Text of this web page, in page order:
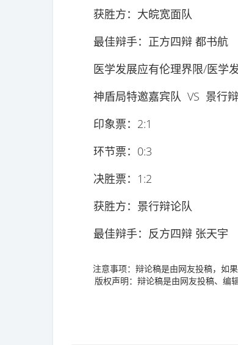
获胜方：大皖宽面队
最佳辩手：正方四辩 都书航
医学发展应有伦理界限/医学
神盾局特邀嘉宾队 VS 景行
印象票：2:1
环节票：0:3
决胜票：1:2
获胜方：景行辩论队
最佳辩手：反方四辩 张天宇
注意事项：辩论稿是由网友投稿，如
版权声明：辩论稿是由网友投稿、编